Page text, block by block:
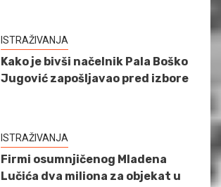
ISTRAŽIVANJA
Kako je bivši načelnik Pala Boško
Jugović zapošljavao pred izbore
ISTRAŽIVANJA
Firmi osumnjičenog Mladena
Lučića dva miliona za objekat u